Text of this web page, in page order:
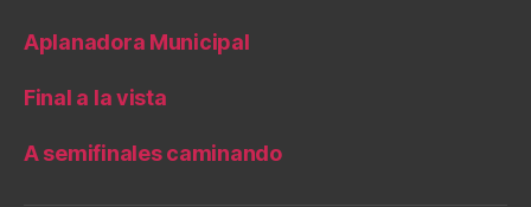
Aplanadora Municipal
Final a la vista
A semifinales caminando